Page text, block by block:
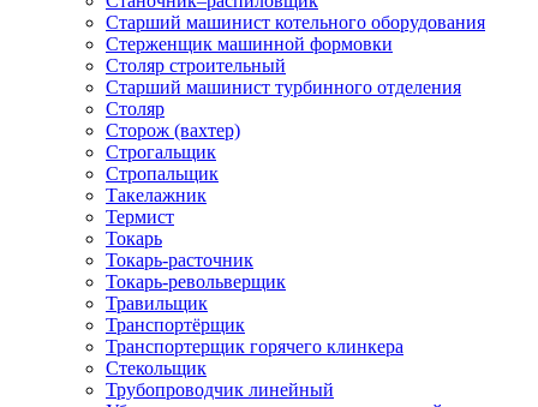
Старший машинист котельного оборудования
Стерженщик машинной формовки
Столяр строительный
Старший машинист турбинного отделения
Столяр
Сторож (вахтер)
Строгальщик
Стропальщик
Такелажник
Термист
Токарь
Токарь-расточник
Токарь-револьверщик
Травильщик
Транспортёрщик
Транспортерщик горячего клинкера
Стекольщик
Трубопроводчик линейный